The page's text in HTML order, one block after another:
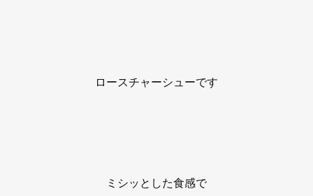
ロースチャーシューです
ミシッとした食感で